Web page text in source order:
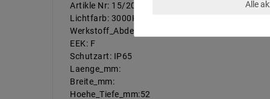
Artikle Nr: 15/2034.07
Lichtfarb: 3000K
Werkstoff_Abdeckung:
EEK: F
Schutzart: IP65
Laenge_mm:
Breite_mm:
Hoehe_Tiefe_mm:52
Alle